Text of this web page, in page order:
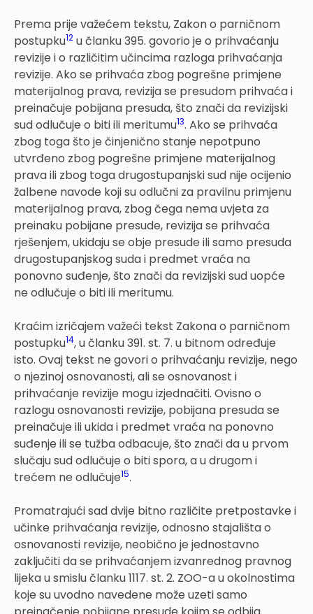
Prema prije važećem tekstu, Zakon o parničnom
postupku12 u članku 395. govorio je o prihvaćanju
revizije i o različitim učincima razloga prihvaćanja
revizije. Ako se prihvaća zbog pogrešne primjene
materijalnog prava, revizija se presudom prihvaća i
preinačuje pobijana presuda, što znači da revizijski
sud odlučuje o biti ili meritumu13. Ako se prihvaća
zbog toga što je činjenično stanje nepotpuno
utvrđeno zbog pogrešne primjene materijalnog
prava ili zbog toga drugostupanjski sud nije ocijenio
žalbene navode koji su odlučni za pravilnu primjenu
materijalnog prava, zbog čega nema uvjeta za
preinaku pobijane presude, revizija se prihvaća
rješenjem, ukidaju se obje presude ili samo presuda
drugostupanjskog suda i predmet vraća na
ponovno suđenje, što znači da revizijski sud uopće
ne odlučuje o biti ili meritumu.
Kraćim izričajem važeći tekst Zakona o parničnom
postupku14, u članku 391. st. 7. u bitnom određuje
isto. Ovaj tekst ne govori o prihvaćanju revizije, nego
o njezinoj osnovanosti, ali se osnovanost i
prihvaćanje revizije mogu izjednačiti. Ovisno o
razlogu osnovanosti revizije, pobijana presuda se
preinačuje ili ukida i predmet vraća na ponovno
suđenje ili se tužba odbacuje, što znači da u prvom
slučaju sud odlučuje o biti spora, a u drugom i
trećem ne odlučuje15.
Promatrajući sad dvije bitno različite pretpostavke i
učinke prihvaćanja revizije, odnosno stajališta o
osnovanosti revizije, neobično je jednostavno
zaključiti da se prihvaćanjem izvanrednog pravnog
lijeka u smislu članku 1117. st. 2. ZOO-a u okolnostima
koje su uvodno navedene može uzeti samo